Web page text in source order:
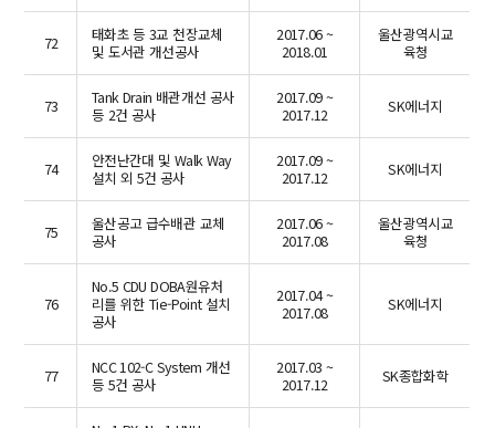
72
태화초 등 3교 천장교체
및 도서관 개선공사
2017.06 ~
2018.01
울산광역시교
육청
73
Tank Drain 배관개선 공사
등 2건 공사
2017.09 ~
2017.12
SK에너지
74
안전난간대 및 Walk Way
설치 외 5건 공사
2017.09 ~
2017.12
SK에너지
75
울산공고 급수배관 교체
공사
2017.06 ~
2017.08
울산광역시교
육청
76
No.5 CDU DOBA원유처
리를 위한 Tie-Point 설치
공사
2017.04 ~
2017.08
SK에너지
77
NCC 102-C System 개선
등 5건 공사
2017.03 ~
2017.12
SK종합화학